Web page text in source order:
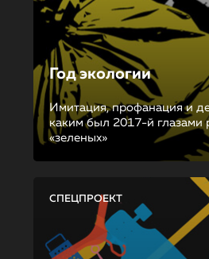
Год экологии
Имитация, профанация и
каким был 2017-й глазами
«зеленых»
СПЕЦПРОЕКТ